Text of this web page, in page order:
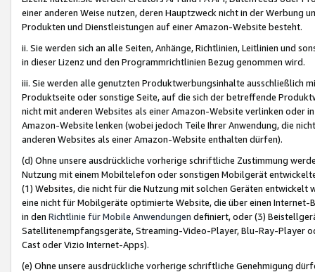
einer anderen Weise nutzen, deren Hauptzweck nicht in der Werbung
Produkten und Dienstleistungen auf einer Amazon-Website besteht.
ii. Sie werden sich an alle Seiten, Anhänge, Richtlinien, Leitlinien und
in dieser Lizenz und den Programmrichtlinien Bezug genommen wird.
iii. Sie werden alle genutzten Produktwerbungsinhalte ausschließlich
Produktseite oder sonstige Seite, auf die sich der betreffende
nicht mit anderen Websites als einer Amazon-Website verlinken oder
Amazon-Website lenken (wobei jedoch Teile Ihrer Anwendung, die
anderen Websites als einer Amazon-Website enthalten dürfen).
(d) Ohne unsere ausdrückliche vorherige schriftliche Zustimmung
Nutzung mit einem Mobiltelefon oder sonstigen Mobilgerät
(1) Websites, die nicht für die Nutzung mit solchen Geräten
eine nicht für Mobilgeräte optimierte Website, die über einen
in den Richtlinie für Mobile Anwendungen definiert, oder (3)
Satellitenempfangsgeräte, Streaming-Video-Player, Blu-Ray-Player
Cast oder Vizio Internet-Apps).
(e) Ohne unsere ausdrückliche vorherige schriftliche Genehmigung